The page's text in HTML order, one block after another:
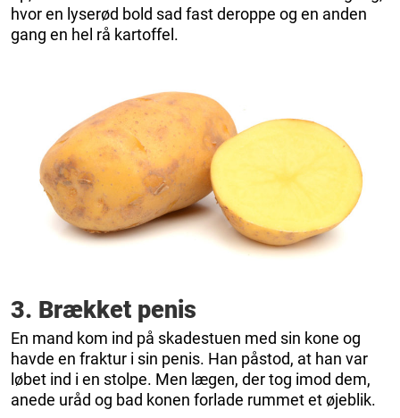
hvor en lyserød bold sad fast deroppe og en anden
gang en hel rå kartoffel.
3. Brækket penis
En mand kom ind på skadestuen med sin kone og
havde en fraktur i sin penis. Han påstod, at han var
løbet ind i en stolpe. Men lægen, der tog imod dem,
anede uråd og bad konen forlade rummet et øjeblik.